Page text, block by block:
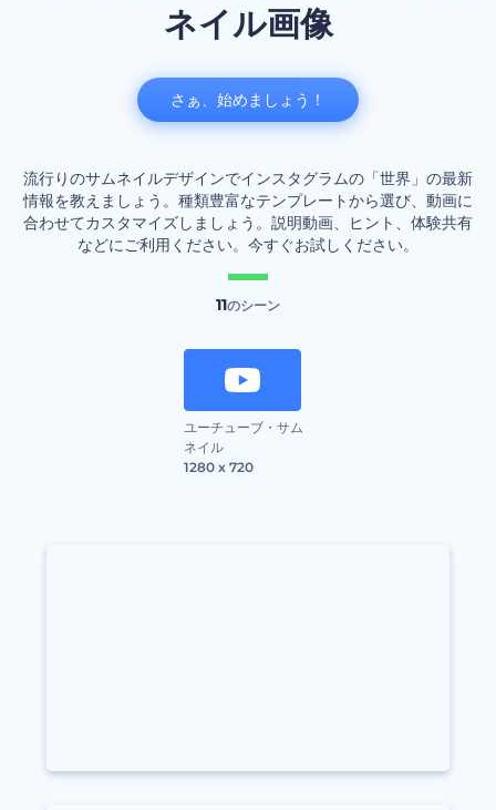
ネイル画像
流行りのサムネイルデザインでインスタグラムの「世界」の最新
情報を教えましょう。種類豊富なテンプレートから選び、動画に
合わせてカスタマイズしましょう。説明動画、ヒント、体験共有
などにご利用ください。今すぐお試しください。
11のシーン
ユーチューブ・サム
ネイル
1280 x 720
さぁ、始めましょう！